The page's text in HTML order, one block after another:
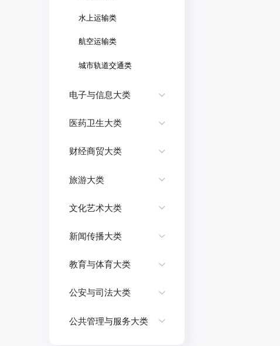
水上运输类
航空运输类
城市轨道交通类
电子与信息大类
医药卫生大类
财经商贸大类
旅游大类
文化艺术大类
新闻传播大类
教育与体育大类
公安与司法大类
公共管理与服务大类